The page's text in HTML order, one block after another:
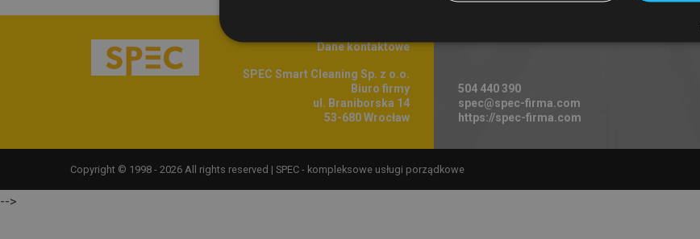
Dane kontaktowe
SPEC Smart Cleaning Sp. z o.o.
Biuro firmy
ul. Braniborska 14
53-680 Wrocław
504 440 390
spec@spec-firma.com
https://spec-firma.com
Copyright © 1998 - 2026 All rights reserved | SPEC - kompleksowe usługi porządkowe
-->